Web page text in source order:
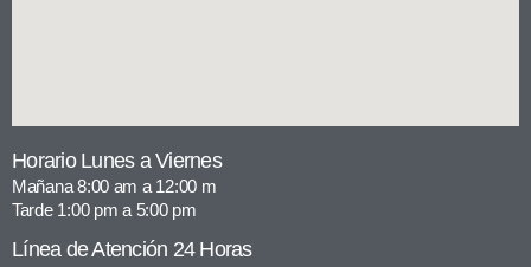
Horario Lunes a Viernes
Mañana 8:00 am a 12:00 m
Tarde 1:00 pm a 5:00 pm
Línea de Atención 24 Horas